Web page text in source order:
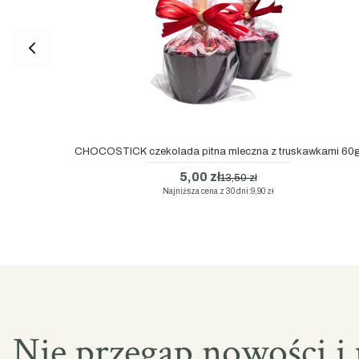
CHOCOSTICK czekolada pitna mleczna z truskawkami
5,00 zł13,50 zł
Najniższa cena z 30 dni:9,90 zł